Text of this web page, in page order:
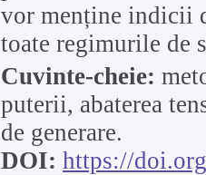
vor menține indicii
toate regimurile de
Cuvinte-cheie:
puterii, abaterea
de generare.
DOI: https://